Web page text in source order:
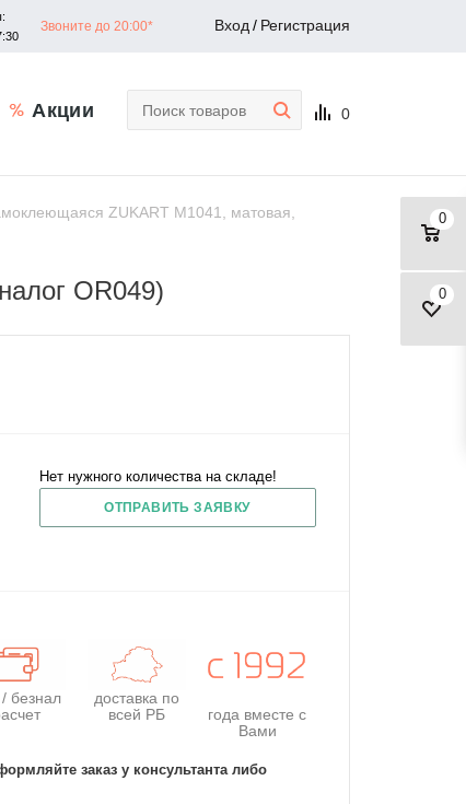
Звоните до 20:00* Вход / Регистрация
Акции 0
0
0
ZUKART M1041, матовая,
OR049)
Нет нужного количества на складе!
ОТПРАВИТЬ ЗАЯВКУ
безнал
доставка по
всей РБ
года вместе с
Вами
заказ у консультанта либо